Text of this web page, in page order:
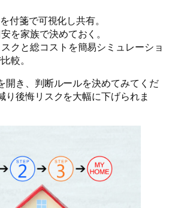
付箋で可視化し共有。
を家族で決めておく。
クと総コストを簡易シミュレーショ
較。
開き、判断ルールを決めてみてくだ
り後悔リスクを大幅に下げられま